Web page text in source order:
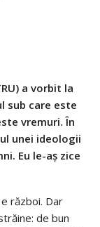
a vorbit la
sub care este
vremuri. În
unei ideologii
Eu le-aș zice
război. Dar
de bun